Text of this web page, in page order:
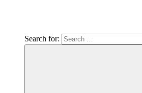
Search for: